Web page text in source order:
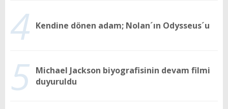
4 Kendine dönen adam; Nolan´ın Odysseus´u
5 Michael Jackson biyografisinin devam filmi
duyuruldu